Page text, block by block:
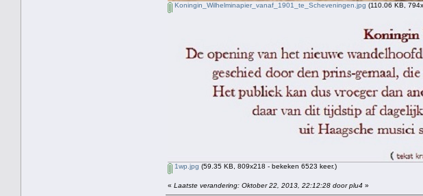
Koningin_Wilhelminapier_vanaf_1901_te_Scheveningen.jpg (110.06 KB,
1wp.jpg (59.35 KB, 809x218 - bekeken 6523 keer.)
« Laatste verandering: Oktober 22, 2013, 22:12:28 door plu4 »